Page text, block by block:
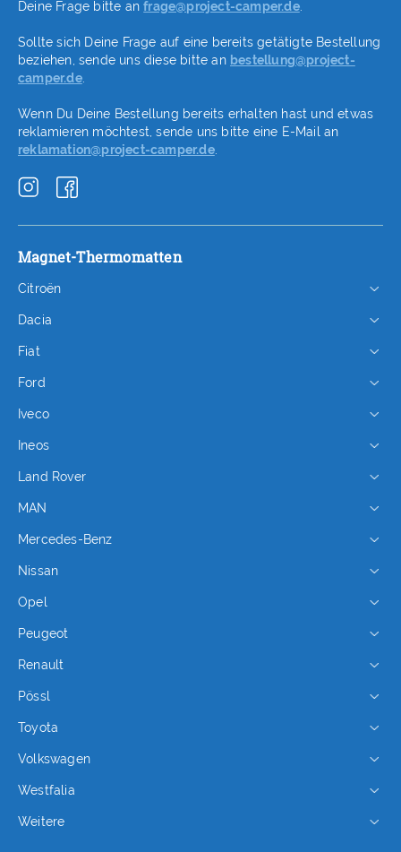
Deine Frage bitte anfrage@project-camper.de.
Sollte sich Deine Frage auf eine bereits getätigte Bestellung
beziehen, sende uns diese bitte an bestellung@project-
camper.de.
Wenn Du Deine Bestellung bereits erhalten hast und etwas
reklamieren möchtest, sende uns bitte eine E-Mail an
reklamation@project-camper.de.
Magnet-Thermomatten
Citroën
Dacia
Fiat
Ford
Iveco
Ineos
Land Rover
MAN
Mercedes-Benz
Nissan
Opel
Peugeot
Renault
Pössl
Toyota
Volkswagen
Westfalia
Weitere